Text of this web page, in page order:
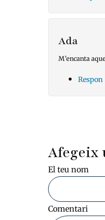
Ada
M’encanta
Respon
Afegeix
El teu nom
Comentari